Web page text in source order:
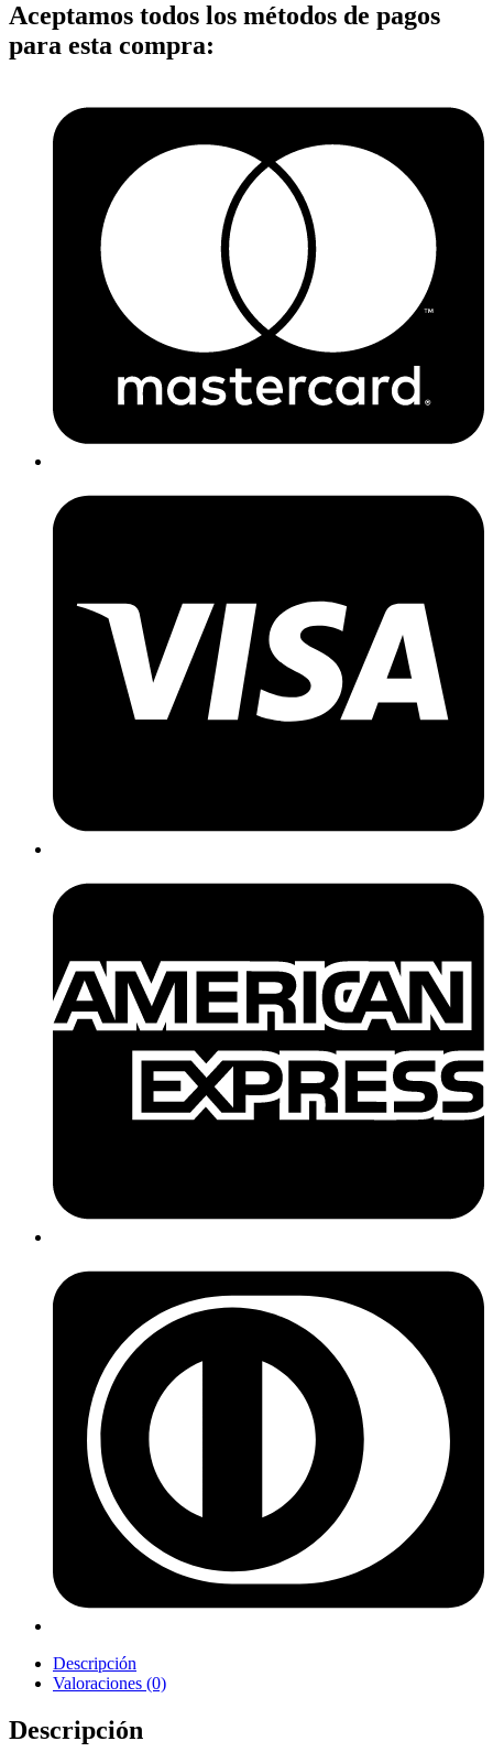
Aceptamos todos los métodos de pagos
para esta compra:
Descripción
Valoraciones (0)
Descripción